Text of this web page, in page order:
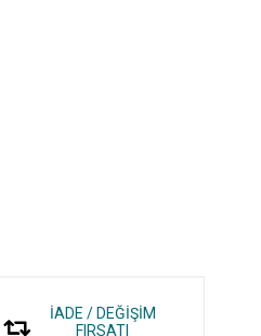
İADE / DEĞİŞİM
FIRSATI